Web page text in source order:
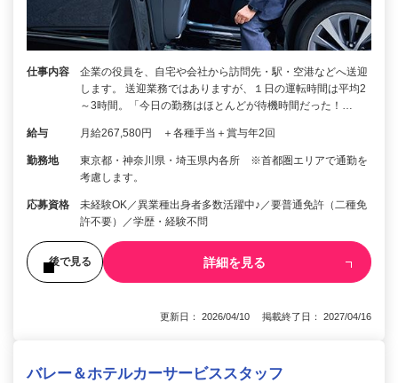
仕事内容
企業の役員を、自宅や会社から訪問先・駅・空港などへ送迎
します。 送迎業務ではありますが、１日の運転時間は平均2
～3時間。「今日の勤務はほとんどが待機時間だった！…
給与 月給267,580円 ＋各種手当＋賞与年2回
勤務地
東京都・神奈川県・埼玉県内各所 ※首都圏エリアで通勤を
考慮します。
応募資格
未経験OK／異業種出身者多数活躍中♪／要普通免許（二種免
許不要）／学歴・経験不問
後で見る 詳細を見る
更新日： 2026/04/10 掲載終了日： 2027/04/16
バレー＆ホテルカーサービススタッフ